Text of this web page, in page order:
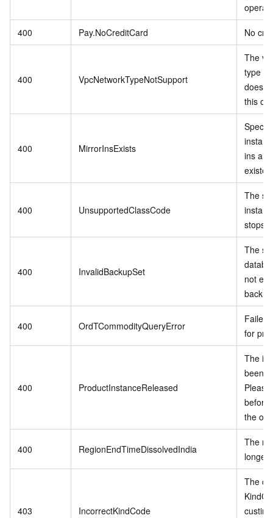
400 Pay.NoCreditCard No
400 VpcNetworkTypeNotSupport
The
type
does
this
400 MirrorInsExists
ins
400 UnsupportedClassCode
The
stops
400 InvalidBackupSet
The
not
400 OrdTCommodityQueryError
Failed
for
400 ProductInstanceReleased
The
been
before
the
400 RegionEndTimeDissolvedIndia
The
longer
403 IncorrectKindCode
The